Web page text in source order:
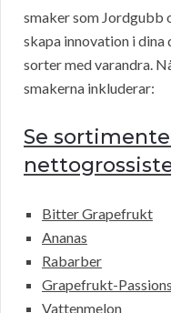
smaker som Jordgubb
skapa innovation i
sorter med varandra.
smakerna inkluderar:
Se
Bitter Grapefrukt
Ananas
Rabarber
Grapefrukt-
Vattenmelon